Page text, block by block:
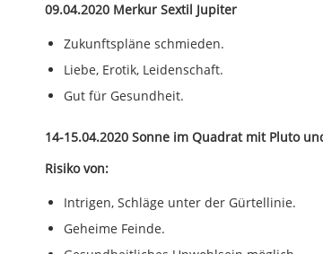
09.04.2020 Merkur Sextil Jupiter
Zukunftspläne schmieden.
Liebe, Erotik, Leidenschaft.
Gut für Gesundheit.
14-15.04.2020 Sonne im Quadrat mit Pluto
Risiko von:
Intrigen, Schläge unter der Gürtellinie.
Geheime Feinde.